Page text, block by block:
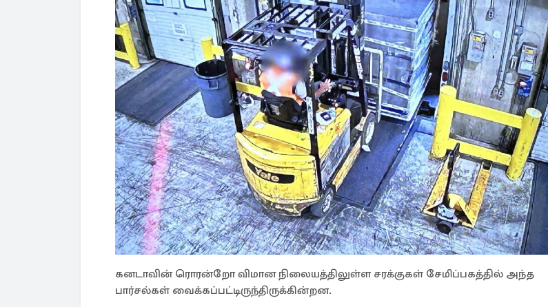
கனடாவின் ரொரன்றோ விமான நிலையத்திலுள்ள சரக்குகள் சேமிப்பகத்தில் அந்த
பார்சல்கள் வைக்கப்பட்டிருந்திருக்கின்றன.